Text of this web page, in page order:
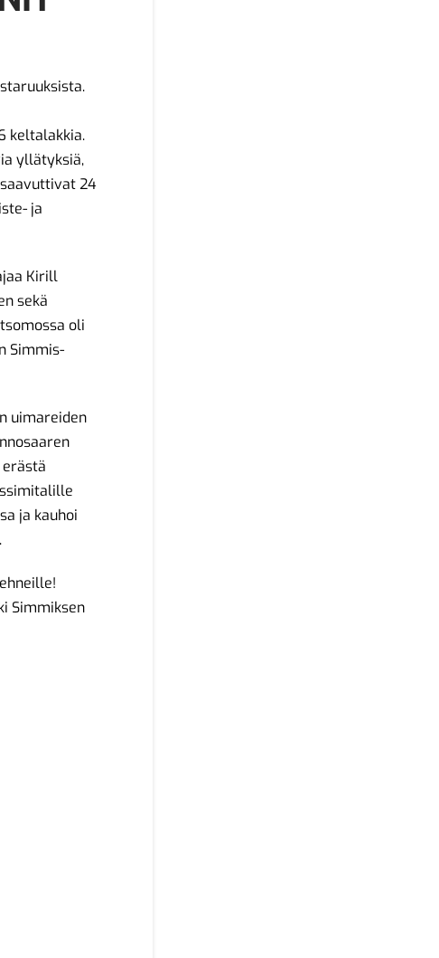
keltalakkia.
yllätyksiä,
24
ja
Kirill
sekä
oli
Simmis-
uimareiden
ja kauhoi
Simmiksen